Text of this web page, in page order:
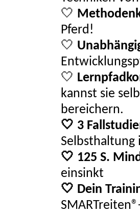
🤍
Pferd!
🤍
🤍
kannst sie
bereichern.
🤍 3
Selbsthaltung
🤍 125 S.
einsinkt
🤍 Dein